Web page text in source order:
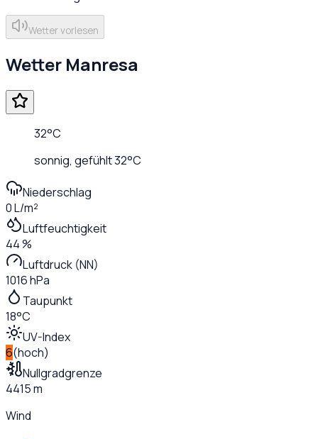
Wetter vorlesen
Wetter Manresa
32°C
sonnig, gefühlt32°C
Niederschlag
0 L/m²
Luftfeuchtigkeit
44 %
Luftdruck (NN)
1016 hPa
Taupunkt
18°C
UV-Index
6(hoch)
Nullgradgrenze
4415 m
Wind